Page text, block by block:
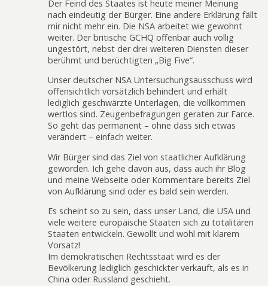
Der Feind des Staates ist heute meiner Meinung
nach eindeutig der Bürger. Eine andere Erklärung fällt
mir nicht mehr ein. Die NSA arbeitet wie gewohnt
weiter. Der britische GCHQ offenbar auch völlig
ungestört, nebst der drei weiteren Diensten dieser
berühmt und berüchtigten „Big Five“.
Unser deutscher NSA Untersuchungsausschuss wird
offensichtlich vorsätzlich behindert und erhält
lediglich geschwärzte Unterlagen, die vollkommen
wertlos sind. Zeugenbefragungen geraten zur Farce.
So geht das permanent – ohne dass sich etwas
verändert – einfach weiter.
Wir Bürger sind das Ziel von staatlicher Aufklärung
geworden. Ich gehe davon aus, dass auch ihr Blog
und meine Webseite oder Kommentare bereits Ziel
von Aufklärung sind oder es bald sein werden.
Es scheint so zu sein, dass unser Land, die USA und
viele weitere europäische Staaten sich zu totalitären
Staaten entwickeln. Gewollt und wohl mit klarem
Vorsatz!
Im demokratischen Rechtsstaat wird es der
Bevölkerung lediglich geschickter verkauft, als es in
China oder Russland geschieht.